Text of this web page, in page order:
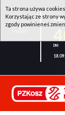
WKK
Ta strona używa
Korzystając ze strony
zgody powinieneś